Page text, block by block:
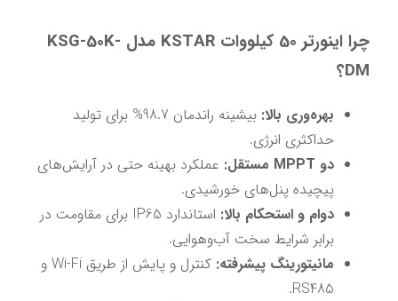
چرا اینورتر 50 کیلووات KSTAR مدل KSG-50K-
DM؟
بهره‌وری بالا:
حداکثری انرژی.
دو MPPT مستقل:
پیچیده پنل‌های خورشیدی.
دوام و استحکام بالا:
برابر شرایط سخت آب‌وهوایی.
مانیتورینگ پیشرفته:
RS485.